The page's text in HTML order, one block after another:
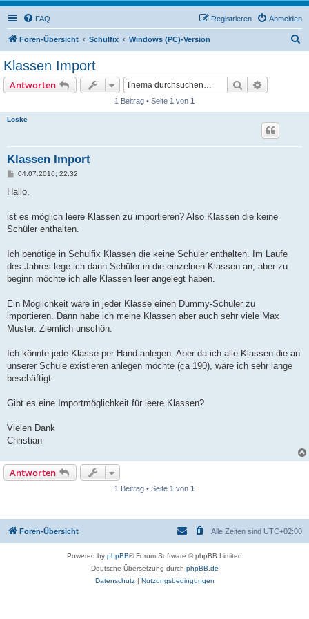
FAQ Anmelden
Registrieren
Foren-Übersicht Schulfix Windows (PC)-Version
Klassen Import
Antworten Suche
1 Beitrag • Seite 1 von 1
Loske
Klassen Import
B
i
a
04.07.2016, 22:32
Hallo,
ist es möglich leere Klassen zu importieren? Also Klassen die keine
Schüler enthalten.
Ich benötige in Schulfix Klassen die keine Schüler enthalten. Im Laufe
des Jahres lege ich dann Schüler in die einzelnen Klassen an, aber zu
beginn möchte ich alle Klassen leer angelegt haben.
Ein Möglichkeit wäre in jeder Klasse einen Dummy-Schüler zu
importieren. Dann habe ich meine Klassen aber auch sehr viele Max
Muster. Ziemlich unschön.
Ich könnte jede Klasse per Hand anlegen. Aber da ich alle Klassen die an
unserer Schule existieren anlegen möchte (ca 190), wäre ich sehr lange
beschäftigt.
Gibt es eine Importmöglichkeit für leere Klassen?
Vielen Dank
Christian
Antworten
1 Beitrag • Seite 1 von 1
Foren-Übersicht Alle Zeiten sind UTC+02:00
Powered by phpBB® Forum Software © phpBB Limited
Deutsche Übersetzung durch phpBB.de
Datenschutz| Nutzungsbedingungen